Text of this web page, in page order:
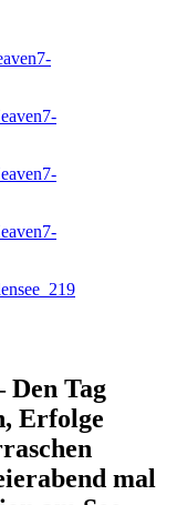
Den Tag
Erfolge
mal